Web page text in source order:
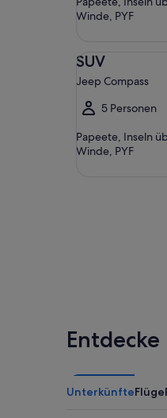
Winde, PYF
SUV
Jeep Compass
5 Personen
Papeete, Inseln
Winde, PYF
UnterkünfteFlüge